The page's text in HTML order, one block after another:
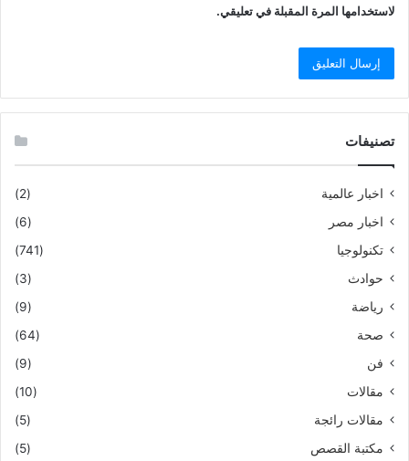
لاستخدامها المرة المقبلة في تعليقي.
تصنيفات
اخبار عالمية
(2)
اخبار مصر
(6)
تكنولوجيا
(741)
حوادث
(3)
رياضة
(9)
صحة
(64)
فن
(9)
مقالات
(10)
مقالات رائجة
(5)
مكتبة القصص
(5)